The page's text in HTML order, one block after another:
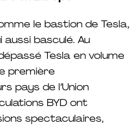
le bastion de Tesla,
basculé. Au
Tesla en volume
première
pays de l’Union
BYD ont
spectaculaires,